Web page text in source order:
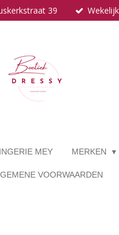
39
MEY MERKEN
VOORWAARDEN